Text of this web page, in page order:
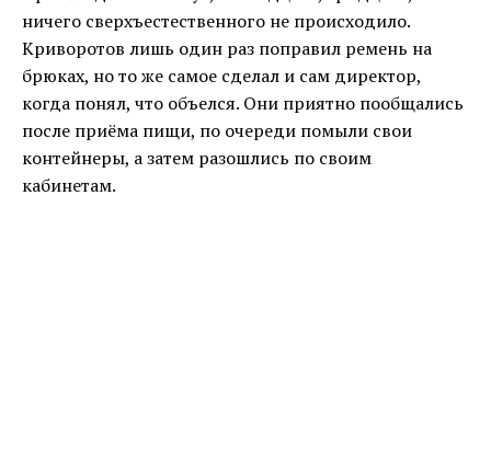
ничего сверхъестественного не происходило.
Криворотов лишь один раз поправил ремень на
брюках, но то же самое сделал и сам директор,
когда понял, что объелся. Они приятно пообщались
после приёма пищи, по очереди помыли свои
контейнеры, а затем разошлись по своим
кабинетам.